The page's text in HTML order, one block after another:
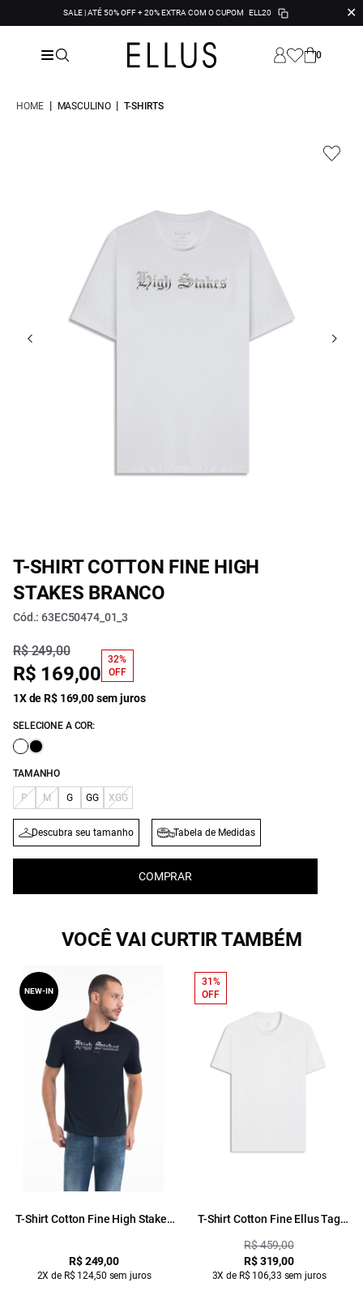
SALE | ATÉ 50% OFF + 20% EXTRA COM O CUPOM ELL20 ✕
0
HOME | MASCULINO | T-SHIRTS
T-SHIRT COTTON FINE HIGH
STAKES BRANCO
Cód.: 63EC50474_01_3
R$ 249,00
R$ 169,00
32%
OFF
1X de R$ 169,00 sem juros
SELECIONE A COR:
TAMANHO
P M G GG XGG
Descubra seu tamanho Tabela de Medidas
COMPRAR
VOCÊ VAI CURTIR TAMBÉM
T-Shirt Cotton Fine High Stakes
R$ 249,00
2X de R$ 124,50 sem juros
NEW-IN
T-Shirt Cotton Fine Ellus Tag
R$ 459,00
R$ 319,00
3X de R$ 106,33 sem juros
31%
OFF